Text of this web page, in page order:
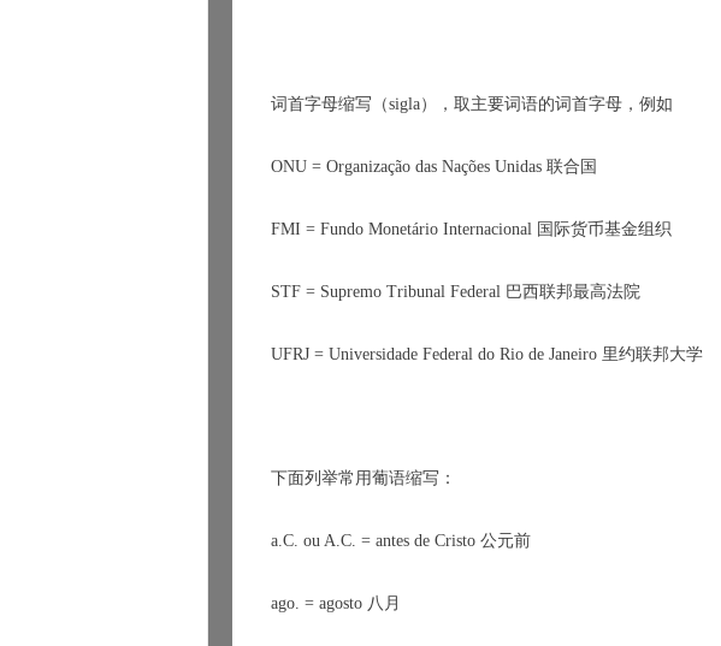
词首字母缩写（sigla），取主要词语的词首字母，例如
ONU = Organização das Nações Unidas 联合国
FMI = Fundo Monetário Internacional 国际货币基金组织
STF = Supremo Tribunal Federal 巴西联邦最高法院
UFRJ = Universidade Federal do Rio de Janeiro 里约联邦大学
下面列举常用葡语缩写：
a.C. ou A.C. = antes de Cristo 公元前
ago. = agosto 八月